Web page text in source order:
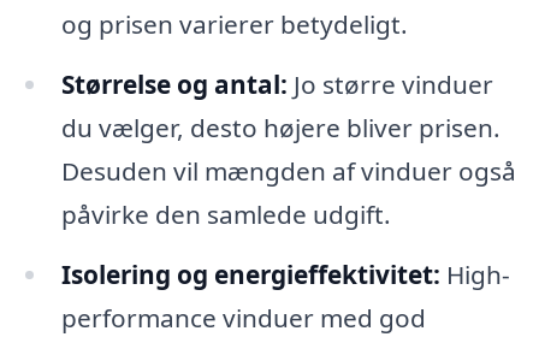
og prisen varierer betydeligt.
Størrelse og antal: Jo større vinduer
du vælger, desto højere bliver prisen.
Desuden vil mængden af vinduer også
påvirke den samlede udgift.
Isolering og energieffektivitet: High-
performance vinduer med god